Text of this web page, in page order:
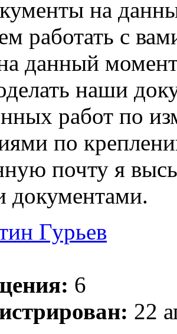
на
работать с
данный
наши
работ по
по
почту я
документами.
Гурьев
6
22